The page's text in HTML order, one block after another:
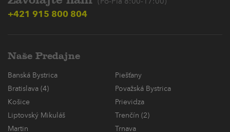
(Po-Pia 8:00-17:00)
+421 915 800 804
Naše Predajne
Banská Bystrica
Piešťany
Bratislava (4)
Považská Bystrica
Košice
Prievidza
Liptovský Mikuláš
Trenčín (2)
Martin
Trnava